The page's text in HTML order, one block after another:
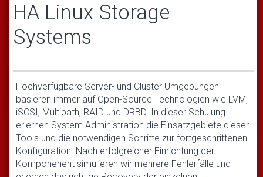
HA Linux Storage
Systems
Hochverfügbare Server- und Cluster Umgebungen
basieren immer auf Open-Source Technologien wie LVM,
iSCSI, Multipath, RAID und DRBD. In dieser Schulung
erlernen System Administration die Einsatzgebiete dieser
Tools und die notwendigen Schritte zur fortgeschrittenen
Konfiguration. Nach erfolgreicher Einrichtung der
Komponenent simulieren wir mehrere Fehlerfälle und